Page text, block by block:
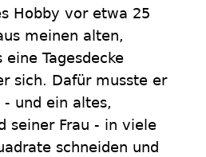
Hobby vor etwa 25
meinen alten,
eine Tagesdecke
sich. Dafür musste er
- und ein altes,
seiner Frau - in viele
schneiden und